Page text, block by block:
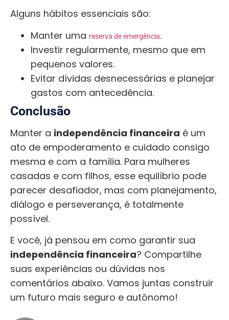
Alguns hábitos essenciais são:
Manter uma reserva de emergência.
Investir regularmente, mesmo que em
pequenos valores.
Evitar dívidas desnecessárias e planejar
gastos com antecedência.
Conclusão
Manter a independência financeira é um
ato de empoderamento e cuidado consigo
mesma e com a família. Para mulheres
casadas e com filhos, esse equilíbrio pode
parecer desafiador, mas com planejamento,
diálogo e perseverança, é totalmente
possível.
E você, já pensou em como garantir sua
independência financeira? Compartilhe
suas experiências ou dúvidas nos
comentários abaixo. Vamos juntas construir
um futuro mais seguro e autônomo!